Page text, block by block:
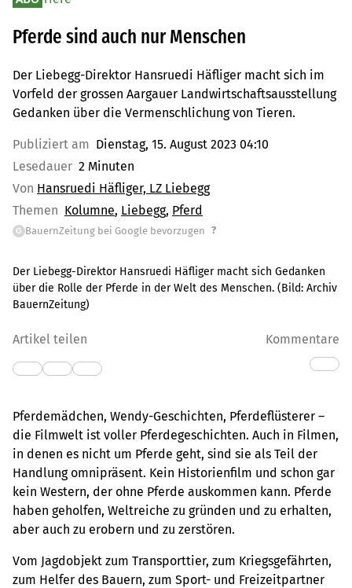
Pferde sind auch nur Menschen
Der Liebegg-Direktor Hansruedi Häfliger macht sich im
Vorfeld der grossen Aargauer Landwirtschaftsausstellung
Gedanken über die Vermenschlichung von Tieren.
Publiziert am Dienstag, 15. August 2023 04:10
Lesedauer 2 Minuten
Von Hansruedi Häfliger, LZ Liebegg
Themen Kolumne Liebegg Pferd
G BauernZeitung bei Google bevorzugen ?
Der Liebegg-Direktor Hansruedi Häfliger macht sich Gedanken
über die Rolle der Pferde in der Welt des Menschen. (Bild: Archiv
BauernZeitung)
Artikel teilen Kommentare
Pferdemädchen, Wendy-Geschichten, Pferdeflüsterer –
die Filmwelt ist voller Pferdegeschichten. Auch in Filmen,
in denen es nicht um Pferde geht, sind sie als Teil der
Handlung omnipräsent. Kein Historienfilm und schon gar
kein Western, der ohne Pferde auskommen kann. Pferde
haben geholfen, Weltreiche zu gründen und zu erhalten,
aber auch zu erobern und zu zerstören.
Vom Jagdobjekt zum Transporttier, zum Kriegsgefährten,
zum Helfer des Bauern, zum Sport- und Freizeitpartner